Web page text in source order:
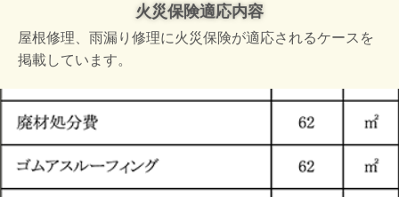
火災保険適応内容
屋根修理、雨漏り修理に火災保険が適応されるケースを
掲載しています。